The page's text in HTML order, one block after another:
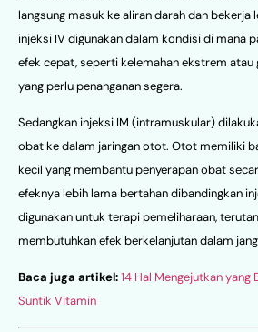
langsung masuk ke aliran darah dan bekerja
injeksi IV digunakan dalam kondisi di mana
efek cepat, seperti kelemahan ekstrem atau
yang perlu penanganan segera.
Sedangkan injeksi IM (intramuskular)
obat ke dalam jaringan otot. Otot memiliki
kecil yang membantu penyerapan obat
efeknya lebih lama bertahan dibandingkan
digunakan untuk terapi pemeliharaan,
membutuhkan efek berkelanjutan dalam
Baca juga artikel:14 Hal Mengejutkan yang
Suntik Vitamin